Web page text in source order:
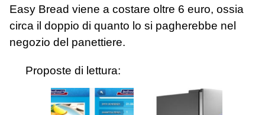
Easy Bread viene a costare oltre 6 euro, ossia
circa il doppio di quanto lo si pagherebbe nel
negozio del panettiere.
Proposte di lettura: